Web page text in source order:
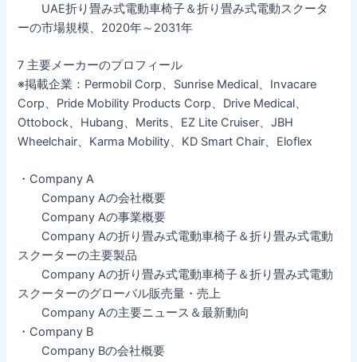
UAE折り畳み式電動車椅子＆折り畳み式電動スクータ
ーの市場規模、2020年～2031年
7 主要メーカーのプロフィール
※掲載企業：Permobil Corp、Sunrise Medical、Invacare
Corp、Pride Mobility Products Corp、Drive Medical、
Ottobock、Hubang、Merits、EZ Lite Cruiser、JBH
Wheelchair、Karma Mobility、KD Smart Chair、Eloflex
・Company A
Company Aの会社概要
Company Aの事業概要
Company Aの折り畳み式電動車椅子＆折り畳み式電動
スクーターの主要製品
Company Aの折り畳み式電動車椅子＆折り畳み式電動
スクーターのグローバル販売量・売上
Company Aの主要ニュース＆最新動向
・Company B
Company Bの会社概要